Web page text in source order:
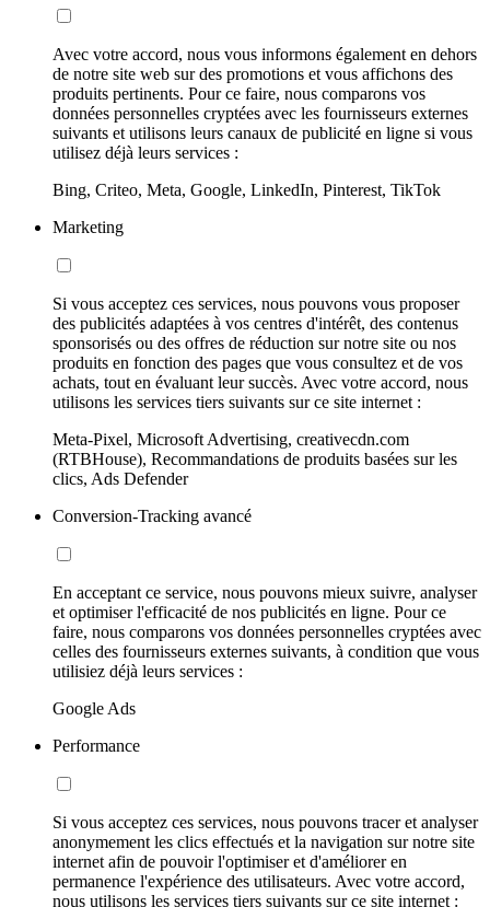
Avec votre accord, nous vous informons également en dehors
de notre site web sur des promotions et vous affichons des
produits pertinents. Pour ce faire, nous comparons vos
données personnelles cryptées avec les fournisseurs externes
suivants et utilisons leurs canaux de publicité en ligne si vous
utilisez déjà leurs services :
Bing, Criteo, Meta, Google, LinkedIn, Pinterest, TikTok
Marketing
Si vous acceptez ces services, nous pouvons vous proposer
des publicités adaptées à vos centres d'intérêt, des contenus
sponsorisés ou des offres de réduction sur notre site ou nos
produits en fonction des pages que vous consultez et de vos
achats, tout en évaluant leur succès. Avec votre accord, nous
utilisons les services tiers suivants sur ce site internet :
Meta-Pixel, Microsoft Advertising, creativecdn.com
(RTBHouse), Recommandations de produits basées sur les
clics, Ads Defender
Conversion-Tracking avancé
En acceptant ce service, nous pouvons mieux suivre, analyser
et optimiser l'efficacité de nos publicités en ligne. Pour ce
faire, nous comparons vos données personnelles cryptées avec
celles des fournisseurs externes suivants, à condition que vous
utilisiez déjà leurs services :
Google Ads
Performance
Si vous acceptez ces services, nous pouvons tracer et analyser
anonymement les clics effectués et la navigation sur notre site
internet afin de pouvoir l'optimiser et d'améliorer en
permanence l'expérience des utilisateurs. Avec votre accord,
nous utilisons les services tiers suivants sur ce site internet :